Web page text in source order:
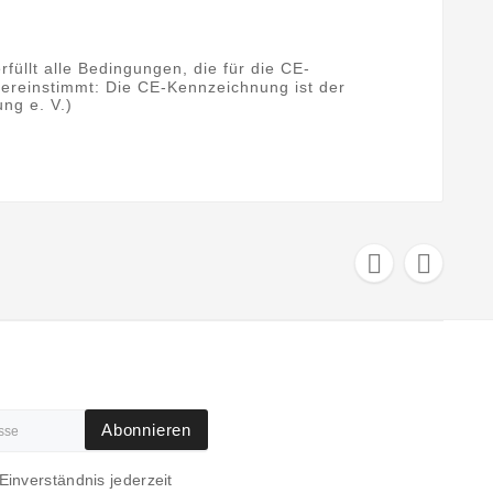
alle Bedingungen, die für die CE-
Die CE-Kennzeichnung ist der
e. V.)
 
Abonnieren
jederzeit